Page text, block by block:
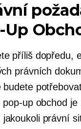
Up
příliš dopředu,
právních
budete
pop-upobchod je
jakoukoli právní